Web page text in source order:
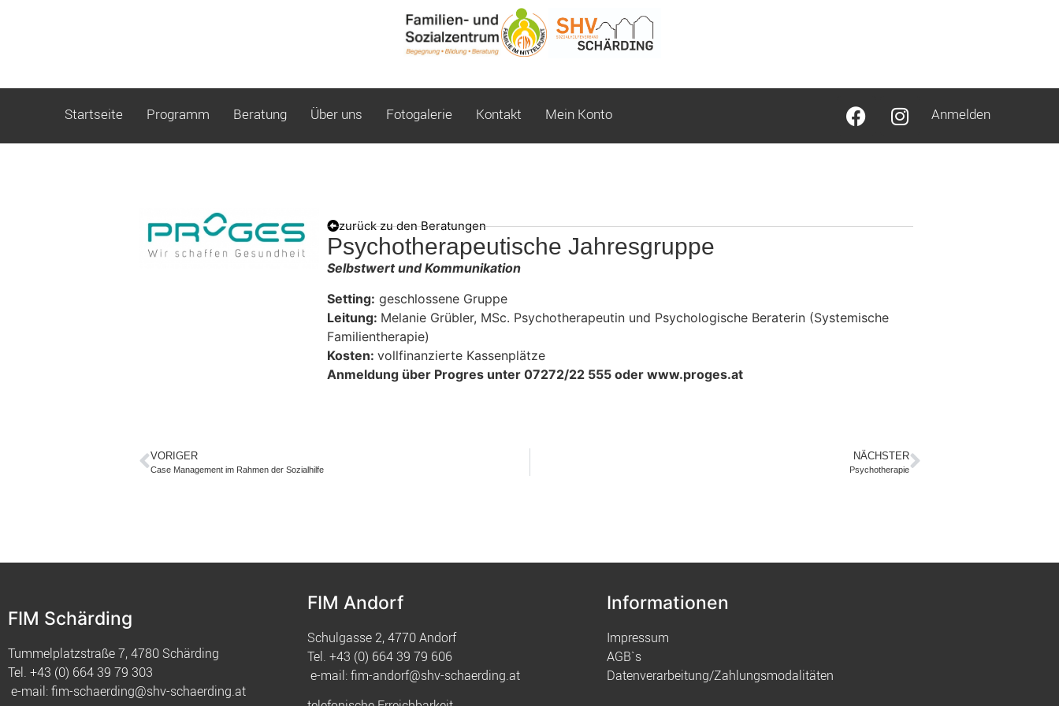
Startseite Programm Beratung Über uns Fotogalerie Kontakt Mein Konto Anmelden
zurück zu den Beratungen
Psychotherapeutische Jahresgruppe
Selbstwert und Kommunikation
Setting: geschlossene Gruppe
Leitung: Melanie Grübler, MSc. Psychotherapeutin und Psychologische Beraterin (Systemische
Familientherapie)
Kosten: vollfinanzierte Kassenplätze
Anmeldung über Progres unter 07272/22 555 oder www.proges.at
VORIGER
Case Management im Rahmen der Sozialhilfe
NÄCHSTER
Psychotherapie
FIM Schärding
Tummelplatzstraße 7, 4780 Schärding
Tel. +43 (0) 664 39 79 303
e-mail:fim-schaerding@shv-schaerding.at
FIM Andorf
Schulgasse 2, 4770 Andorf
Tel. +43 (0) 664 39 79 606
e-mail:fim-andorf@shv-schaerding.at
Informationen
Impressum
AGB`s
Datenverarbeitung/Zahlungsmodalitäten